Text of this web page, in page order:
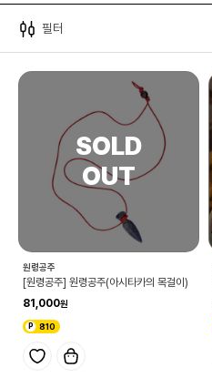
필터
원령공주
[원령공주] 원령공주(아시타카의 목걸이)
81,000
810